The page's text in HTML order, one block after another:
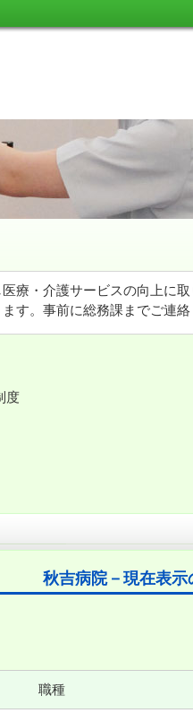
療・介護サービスの向上に
す。事前に総務課までご連絡
度
秋吉病院－現在表示
職種